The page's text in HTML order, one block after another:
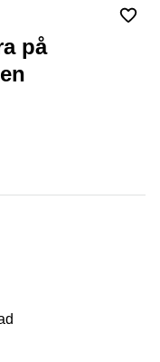
på